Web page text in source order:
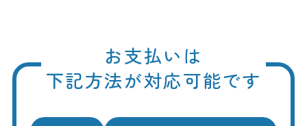
お支払いは
下記方法が対応可能です